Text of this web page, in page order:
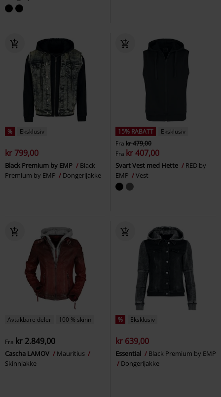
% Eksklusiv
kr 799,00
Black Premium by EMP
Black
Premium by EMP
Dongerijakke
15% RABATT
Eksklusiv
Fra kr 479,00
Fra kr 407,00
Svart Vest med Hette
RED by
EMP
Vest
Avtakbare deler 100 % skinn
Fra kr 2.849,00
Cascha LAMOV
Mauritius
Skinnjakke
% Eksklusiv
kr 639,00
Essential
Black Premium by EMP
Dongerijakke